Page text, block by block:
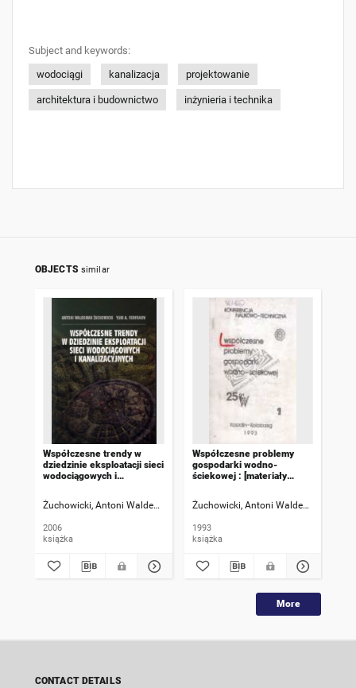
Subject and keywords:
wodociągi
kanalizacja projektowanie
architektura i budownictwo inżynieria i technika
OBJECTS similar
Współczesne trendy w
dziedzinie eksploatacji sieci
wodociągowych i
Żuchowicki, Antoni Waldemar
Feofanov, Yuri A.
2006
książka
Współczesne problemy
gospodarki wodno-
ściekowej : [materiały
technicznej] Koszalin -
Kołobrzeg 1993. Cz.1
Żuchowicki, Antoni Waldemar
1993
książka
More
CONTACT DETAILS